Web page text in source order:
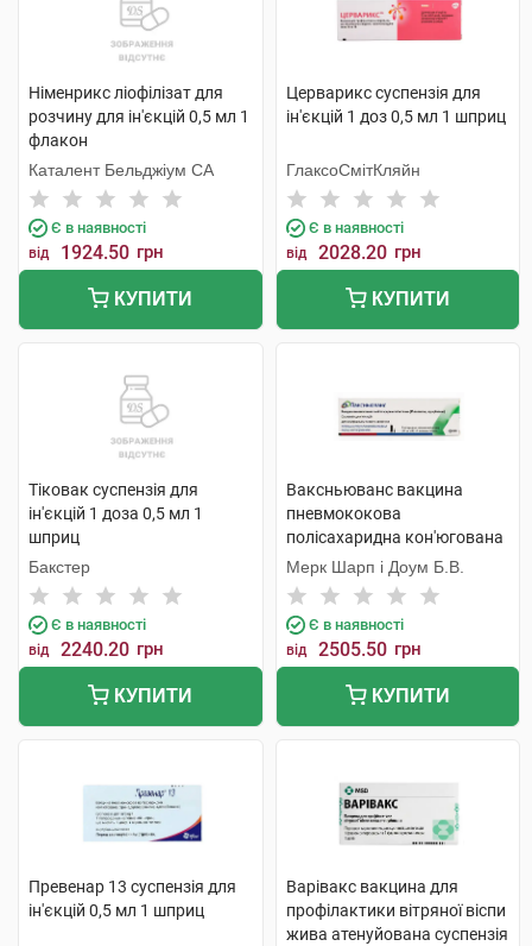
Німенрикс ліофілізат для
розчину для ін'єкцій 0,5 мл 1
флакон
Каталент Бельджіум СА
Є в наявності
від 1924.50 грн
КУПИТИ
Церварикс суспензія для
ін'єкцій 1 доз 0,5 мл 1 шприц
ГлаксоСмітКляйн
Є в наявності
від 2028.20 грн
КУПИТИ
Тіковак суспензія для
ін'єкцій 1 доза 0,5 мл 1
шприц
Бакстер
Є в наявності
від 2240.20 грн
КУПИТИ
Ваксньюванс вакцина
пневмококова
полісахаридна кон'югована
15-валентна адсорбована
суспензія для ін'єкцій 1 доза
0,5 мл 1 шприц
Мерк Шарп і Доум Б.В.
Є в наявності
від 2505.50 грн
КУПИТИ
Превенар 13 суспензія для
ін'єкцій 0,5 мл 1 шприц
Варівакс вакцина для
профілактики вітряної віспи
жива атенуйована суспензія